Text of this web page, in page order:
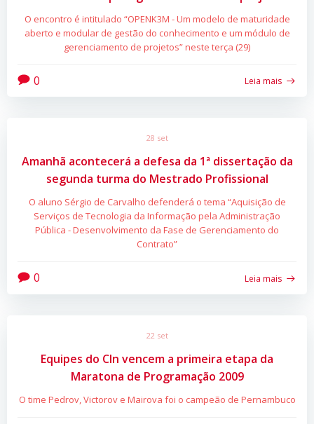
O encontro é intitulado “OPENK3M - Um modelo de maturidade
aberto e modular de gestão do conhecimento e um módulo de
gerenciamento de projetos” neste terça (29)
0 Leia mais
28 set
Amanhã acontecerá a defesa da 1ª dissertação da
segunda turma do Mestrado Profissional
O aluno Sérgio de Carvalho defenderá o tema “Aquisição de
Serviços de Tecnologia da Informação pela Administração
Pública - Desenvolvimento da Fase de Gerenciamento do
Contrato”
0 Leia mais
22 set
Equipes do CIn vencem a primeira etapa da
Maratona de Programação 2009
O time Pedrov, Victorov e Mairova foi o campeão de Pernambuco